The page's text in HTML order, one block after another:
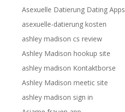
Asexuelle Datierung Dating Apps
asexuelle-datierung kosten
ashley madison cs review
Ashley Madison hookup site
ashley madison Kontaktborse
Ashley Madison meetic site
ashley madison sign in